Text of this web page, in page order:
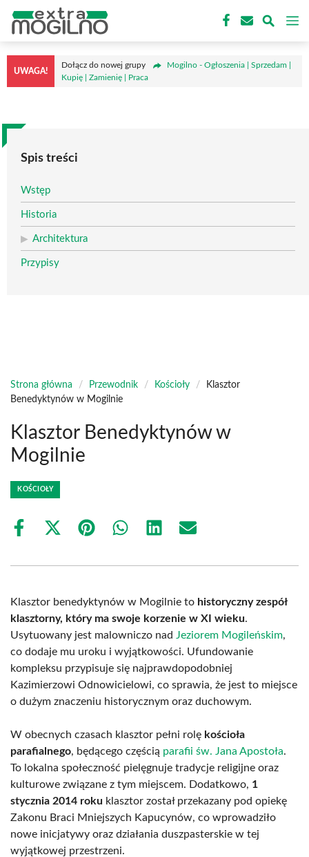
treści
UWAGA!
Dołącz do nowej grupy
Mogilno - Ogłoszenia | Sprzedam |
Kupię | Zamienię | Praca
Spis treści
Wstęp
Historia
Architektura
Przypisy
Strona główna / Przewodnik / Kościoły /
Klasztor
Benedyktynów w Mogilnie
Klasztor Benedyktynów w
Mogilnie
KOŚCIOŁY
Share
Share
(Twitter)
Share Share Share Share
Klasztor benedyktynów w Mogilnie to historyczny zespół
klasztorny, który ma swoje korzenie w XI wieku.
Usytuowany jest malowniczo nad Jeziorem Mogileńskim,
co dodaje mu uroku i wyjątkowości. Ufundowanie
kompleksu przypisuje się najprawdopodobniej
Kazimierzowi Odnowicielowi, co sprawia, że jest to miejsce
o dużym znaczeniu historycznym oraz duchowym.
W obecnych czasach klasztor pełni rolę kościoła
parafialnego, będącego częścią parafii św. Jana Apostoła.
To lokalna społeczność pielęgnuje tradycje religijne oraz
kulturowe związane z tym miejscem. Dodatkowo, 1
stycznia 2014 roku klasztor został przekazany pod opiekę
Zakonu Braci Mniejszych Kapucynów, co wprowadziło
nowe inicjatywy oraz działania duszpasterskie w tej
wyjątkowej przestrzeni.